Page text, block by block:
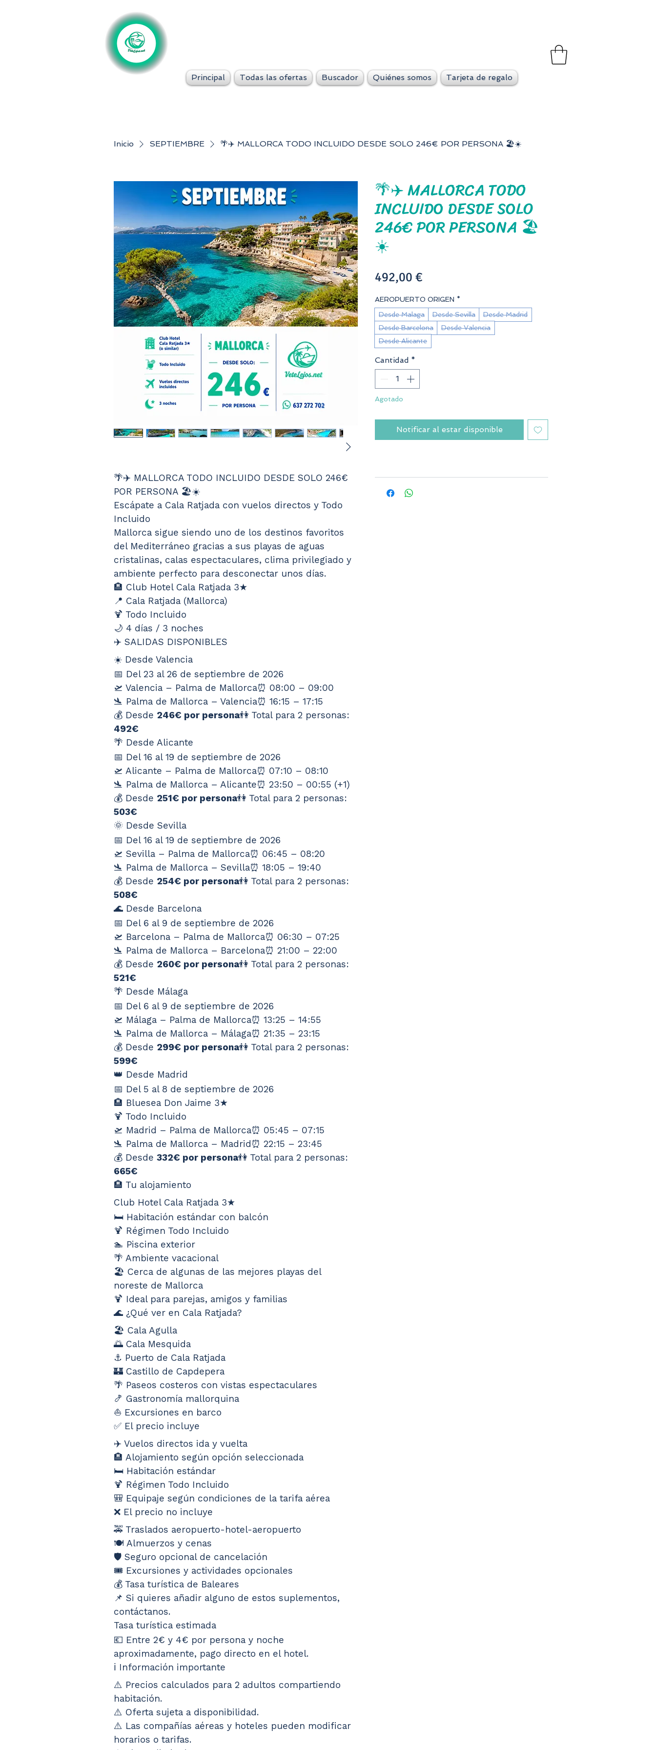
Principal Todas las ofertas Buscador Quiénes somos Tarjeta de regalo
Inicio SEPTIEMBRE 🌴✈️ MALLORCA TODO INCLUIDO DESDE SOLO 246€ POR PERSONA 🏖️☀️
🌴✈️ MALLORCA TODO INCLUIDO DESDE SOLO 246€
POR PERSONA 🏖️☀️
Escápate a Cala Ratjada con vuelos directos y Todo
Incluido
Mallorca sigue siendo uno de los destinos favoritos
del Mediterráneo gracias a sus playas de aguas
cristalinas, calas espectaculares, clima privilegiado y
ambiente perfecto para desconectar unos días.
🏨 Club Hotel Cala Ratjada 3★
📍 Cala Ratjada (Mallorca)
🍹 Todo Incluido
🌙 4 días / 3 noches
✈️ SALIDAS DISPONIBLES
☀️ Desde Valencia
📅 Del 23 al 26 de septiembre de 2026
🛫 Valencia – Palma de Mallorca⏰ 08:00 – 09:00
🛬 Palma de Mallorca – Valencia⏰ 16:15 – 17:15
💰 Desde 246€ por persona👫 Total para 2 personas:
492€
🌴 Desde Alicante
📅 Del 16 al 19 de septiembre de 2026
🛫 Alicante – Palma de Mallorca⏰ 07:10 – 08:10
🛬 Palma de Mallorca – Alicante⏰ 23:50 – 00:55 (+1)
💰 Desde 251€ por persona👫 Total para 2 personas:
503€
🌞 Desde Sevilla
📅 Del 16 al 19 de septiembre de 2026
🛫 Sevilla – Palma de Mallorca⏰ 06:45 – 08:20
🛬 Palma de Mallorca – Sevilla⏰ 18:05 – 19:40
💰 Desde 254€ por persona👫 Total para 2 personas:
508€
🌊 Desde Barcelona
📅 Del 6 al 9 de septiembre de 2026
🛫 Barcelona – Palma de Mallorca⏰ 06:30 – 07:25
🛬 Palma de Mallorca – Barcelona⏰ 21:00 – 22:00
💰 Desde 260€ por persona👫 Total para 2 personas:
521€
🌴 Desde Málaga
📅 Del 6 al 9 de septiembre de 2026
🛫 Málaga – Palma de Mallorca⏰ 13:25 – 14:55
🛬 Palma de Mallorca – Málaga⏰ 21:35 – 23:15
💰 Desde 299€ por persona👫 Total para 2 personas:
599€
👑 Desde Madrid
📅 Del 5 al 8 de septiembre de 2026
🏨 Bluesea Don Jaime 3★
🍹 Todo Incluido
🛫 Madrid – Palma de Mallorca⏰ 05:45 – 07:15
🛬 Palma de Mallorca – Madrid⏰ 22:15 – 23:45
💰 Desde 332€ por persona👫 Total para 2 personas:
665€
🏨 Tu alojamiento
Club Hotel Cala Ratjada 3★
🛏️ Habitación estándar con balcón
🍹 Régimen Todo Incluido
🏊 Piscina exterior
🌴 Ambiente vacacional
🏖️ Cerca de algunas de las mejores playas del
noreste de Mallorca
🍹 Ideal para parejas, amigos y familias
🌊 ¿Qué ver en Cala Ratjada?
🏖️ Cala Agulla
🌅 Cala Mesquida
⚓ Puerto de Cala Ratjada
🏰 Castillo de Capdepera
🌴 Paseos costeros con vistas espectaculares
🍤 Gastronomía mallorquina
⛵ Excursiones en barco
✅ El precio incluye
✈️ Vuelos directos ida y vuelta
🏨 Alojamiento según opción seleccionada
🛏️ Habitación estándar
🍹 Régimen Todo Incluido
🎒 Equipaje según condiciones de la tarifa aérea
❌ El precio no incluye
🚕 Traslados aeropuerto-hotel-aeropuerto
🍽️ Almuerzos y cenas
🛡️ Seguro opcional de cancelación
🎟️ Excursiones y actividades opcionales
💰 Tasa turística de Baleares
📌 Si quieres añadir alguno de estos suplementos,
contáctanos.
Tasa turística estimada
💶 Entre 2€ y 4€ por persona y noche
aproximadamente, pago directo en el hotel.
ℹ️ Información importante
⚠️ Precios calculados para 2 adultos compartiendo
habitación.
⚠️ Oferta sujeta a disponibilidad.
⚠️ Las compañías aéreas y hoteles pueden modificar
horarios o tarifas.
🌴✈️ MALLORCA TODO
INCLUIDO DESDE SOLO
246€ POR PERSONA 🏖️
☀️
492,00 €
AEROPUERTO ORIGEN *
Desde Malaga
Desde Sevilla
Desde Madrid
Desde Barcelona
Desde Valencia
Desde Alicante
Cantidad *
Agotado
Notificar al estar disponible